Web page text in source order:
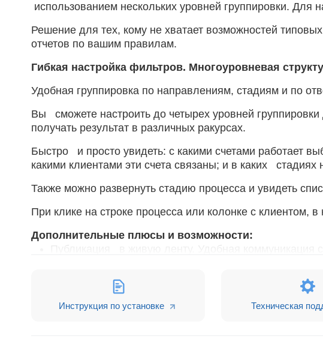
использованием нескольких уровней группировки. Для
Решение для тех, кому не хватает возможностей
отчетов по вашим правилам.
Гибкая настройка фильтров. Многоуровневая
Удобная группировка по направлениям, стадиям и по
Вы сможете настроить до четырех уровней
получать результат в различных ракурсах.
Быстро и просто увидеть: с какими счетами работает
какими клиентами эти счета связаны; и в каких
Также можно развернуть стадию процесса и увидеть
При клике на строке процесса или колонке с клиентом,
Дополнительные плюсы и возможности:
Публикация в живую ленту. Удобная коммуникация
сообщении и прикреплен файлом.
Выгрузка в MS Excel. Приложение формирует файл,
группировку данных.
Инструкция по установке Техническая